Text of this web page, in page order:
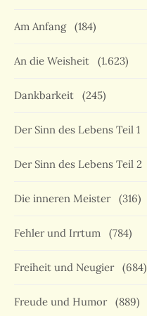
Am Anfang (184)
An die Weisheit (1.623)
Dankbarkeit (245)
Der Sinn des Lebens Teil 1
Der Sinn des Lebens Teil 2
Die inneren Meister (316)
Fehler und Irrtum (784)
Freiheit und Neugier (684)
Freude und Humor (889)